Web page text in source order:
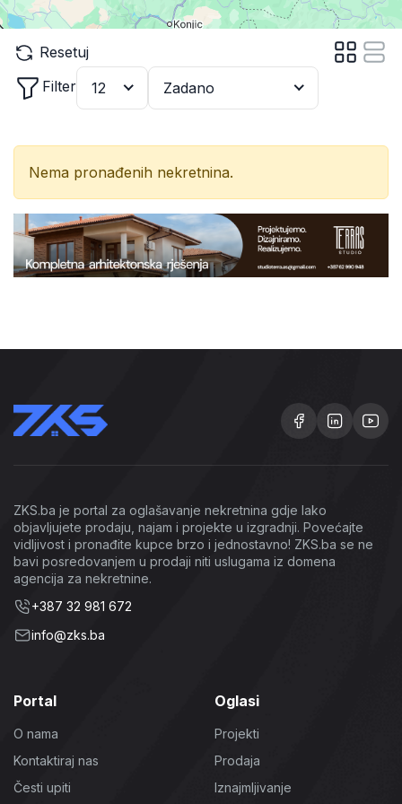
Resetuj
Filter
12 Zadano
Nema pronađenih nekretnina.
ZKS.ba je portal za oglašavanje nekretnina gdje lako
objavljujete prodaju, najam i projekte u izgradnji. Povećajte
vidljivost i pronađite kupce brzo i jednostavno! ZKS.ba se ne
bavi posredovanjem u prodaji niti uslugama iz domena
agencija za nekretnine.
+387 32 981 672
info@zks.ba
Portal
O nama
Kontaktiraj nas
Česti upiti
Oglasi
Projekti
Prodaja
Iznajmljivanje